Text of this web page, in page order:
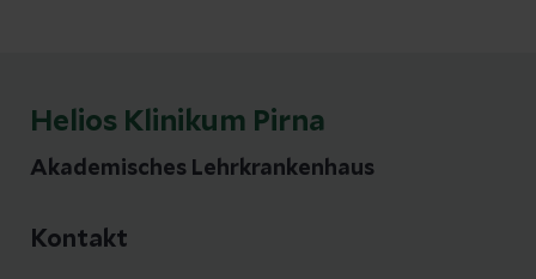
Helios Klinikum Pirna
Akademisches Lehrkrankenhaus
Kontakt